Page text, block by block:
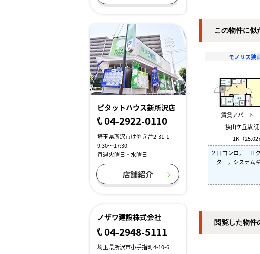
この物件に似
モノリス狭
賃貸アパート
狭山ケ丘駅
1K（25.02
２口コンロ，ＩＨ
ーター，システム
閲覧した物件
ピタットハウス新所沢店
04-2922-0110
埼玉県所沢市けやき台2-31-1
9:30～17:30
毎週火曜日・水曜日
店舗紹介
ノザワ建設株式会社
04-2948-5111
埼玉県所沢市小手指町4-10-6